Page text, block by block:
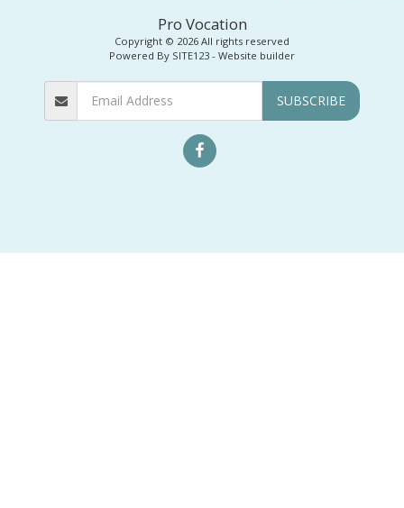
Pro Vocation
Copyright © 2026 All rights reserved
Powered By SITE123 - Website builder
SUBSCRIBE